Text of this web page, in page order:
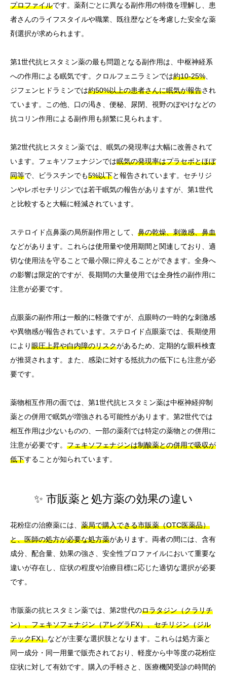
プロファイルです。薬剤ごとに異なる副作用の特徴を理解し、患
者さんのライフスタイルや職業、既往歴などを考慮した安全な薬
剤選択が求められます。
第1世代抗ヒスタミン薬の最も問題となる副作用は、中枢神経系
への作用による眠気です。クロルフェニラミンでは約10-25%
ジフェンヒドラミンでは約50%以上の患者さんに眠気が報告され
ています。この他、口の渇き、便秘、尿閉、視野のぼやけなどの
抗コリン作用による副作用も頻繁に見られます。
第2世代抗ヒスタミン薬では、眠気の発現率は大幅に改善されて
います。フェキソフェナジンでは眠気の発現率はプラセボとほぼ
同等で、ビラスチンでも5%以下と報告されています。セチリジ
ンやレボセチリジンでは若干眠気の報告がありますが、第1世代
と比較すると大幅に軽減されています。
ステロイド点鼻薬の局所副作用として、 鼻の乾燥、刺激感、鼻血
などがあります。これらは使用量や使用期間と関連しており、適
切な使用法を守ることで最小限に抑えることができます。全身へ
の影響は限定的ですが、長期間の大量使用では全身性の副作用に
注意が必要です。
点眼薬の副作用は一般的に軽微ですが、点眼時の一時的な刺激感
や異物感が報告されています。ステロイド点眼薬では、長期使用
により眼圧上昇や白内障のリスクがあるため、定期的な眼科検査
が推奨されます。また、感染に対する抵抗力の低下にも注意が必
要です。
薬物相互作用の面では、第1世代抗ヒスタミン薬は中枢神経抑制
薬との併用で眠気が増強される可能性があります。第2世代では
相互作用は少ないものの、一部の薬剤では特定の薬物との併用に
注意が必要です。 フェキソフェナジンは制酸薬との併用で吸収が
低下することが知られています。
✨ 市販薬と処方薬の効果の違い
花粉症の治療薬には、 薬局で購入できる市販薬（OTC医薬品）
と、医師の処方が必要な処方薬があります。両者の間には、含有
成分、配合量、効果の強さ、安全性プロファイルにおいて重要な
違いが存在し、症状の程度や治療目標に応じた適切な選択が必要
です。
市販薬の抗ヒスタミン薬では、第2世代のロラタジン（クラリチ
ン）、フェキソフェナジン（アレグラFX）、セチリジン（ジル
テックFX）などが主要な選択肢となります。これらは処方薬と
同一成分・同一用量で販売されており、軽度から中等度の花粉症
症状に対して有効です。購入の手軽さと、医療機関受診の時間的